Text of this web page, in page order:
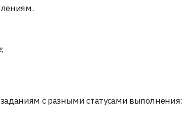
с разными статусами выполнения: